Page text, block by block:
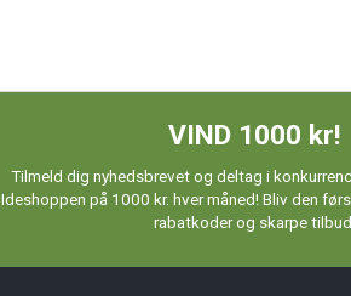
VIND 1000 kr!
Tilmeld dig nyhedsbrevet og deltag i
Ideshoppen på 1000 kr. hver måned! Bliv den
rabatkoder og skarpe tilbud.